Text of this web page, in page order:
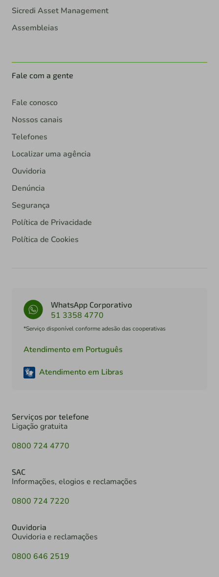
Sicredi Asset Management
Assembleias
Fale com a gente
Fale conosco
Nossos canais
Telefones
Localizar uma agência
Ouvidoria
Denúncia
Segurança
Política de Privacidade
Política de Cookies
WhatsApp Corporativo
51 3358 4770
*Serviço disponível conforme adesão das cooperativas
Atendimento em Português
Atendimento em Libras
Serviços por telefone
Ligação gratuita
0800 724 4770
SAC
Informações, elogios e reclamações
0800 724 7220
Ouvidoria
Ouvidoria e reclamações
0800 646 2519